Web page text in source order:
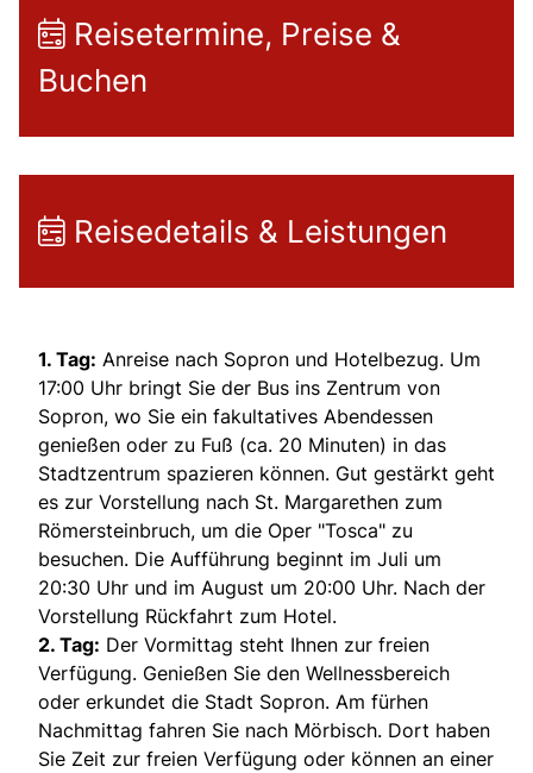
Reisetermine, Preise &
Buchen
Reisedetails & Leistungen
1. Tag: Anreise nach Sopron und Hotelbezug. Um
17:00 Uhr bringt Sie der Bus ins Zentrum von
Sopron, wo Sie ein fakultatives Abendessen
genießen oder zu Fuß (ca. 20 Minuten) in das
Stadtzentrum spazieren können. Gut gestärkt geht
es zur Vorstellung nach St. Margarethen zum
Römersteinbruch, um die Oper "Tosca" zu
besuchen. Die Aufführung beginnt im Juli um
20:30 Uhr und im August um 20:00 Uhr. Nach der
Vorstellung Rückfahrt zum Hotel.
2. Tag: Der Vormittag steht Ihnen zur freien
Verfügung. Genießen Sie den Wellnessbereich
oder erkundet die Stadt Sopron. Am fürhen
Nachmittag fahren Sie nach Mörbisch. Dort haben
Sie Zeit zur freien Verfügung oder können an einer